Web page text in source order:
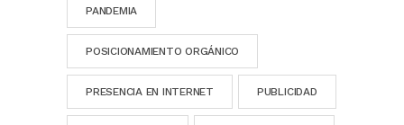
PANDEMIA
POSICIONAMIENTO ORGÁNICO
PRESENCIA EN INTERNET PUBLICIDAD